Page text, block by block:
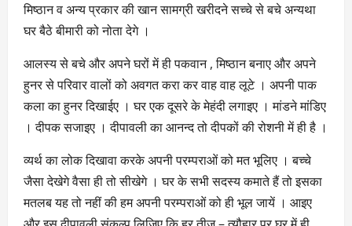
मिष्ठान व अन्य प्रकार की खान सामग्री खरीदने सच्चे से बचे अन्यथा
घर बैठे बीमारी को नोता देगे ।
आलस्य से बचे और अपने घरों में ही पकवान , मिष्ठान बनाए और अपने
हुनर से परिवार वालों को अवगत करा कर वाह वाह लूटे । अपनी पाक
कला का हुनर दिखाईए । घर एक दूसरे के मेहंदी लगाइए । मांडने मांडिए
। दीपक सजाइए । दीपावली का आनन्द तो दीपकों की रोशनी में ही है ।
व्यर्थ का लोक दिखावा करके अपनी परम्पराओं को मत भूलिए । बच्चे
जैसा देखेगे वैसा ही तो सीखेगे । घर के सभी सदस्य कमाते हैं तो इसका
मतलब यह तो नहीं की हम अपनी परम्पराओं को ही भूल जायें । आइए